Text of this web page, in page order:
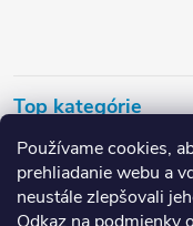
Používame cookies,
prehliadanie webu a
neustále zlepšovali
Top kategórie
Užitočné odkazy